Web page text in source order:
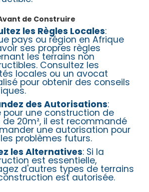
de Construire
les Règles Locales:
pays ou région en Afrique
ses propres règles
les terrains non
Consultez les
locales ou un avocat
pour obtenir des conseils
des Autorisations:
pour une construction de
de 20m², il est recommandé
une autorisation pour
problèmes futurs.
les Alternatives: Si la
est essentielle,
d'autres types de terrains
est autorisée.